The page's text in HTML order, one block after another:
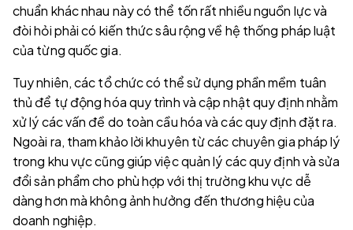
chuẩn khác nhau này có thể tốn rất nhiều nguồn lực và
đòi hỏi phải có kiến ​​thức sâu rộng về hệ thống pháp luật
của từng quốc gia.
Tuy nhiên, các tổ chức có thể sử dụng phần mềm tuân
thủ để tự động hóa quy trình và cập nhật quy định nhằm
xử lý các vấn đề do toàn cầu hóa và các quy định đặt ra.
Ngoài ra, tham khảo lời khuyên từ các chuyên gia pháp lý
trong khu vực cũng giúp việc quản lý các quy định và sửa
đổi sản phẩm cho phù hợp với thị trường khu vực dễ
dàng hơn mà không ảnh hưởng đến thương hiệu của
doanh nghiệp.